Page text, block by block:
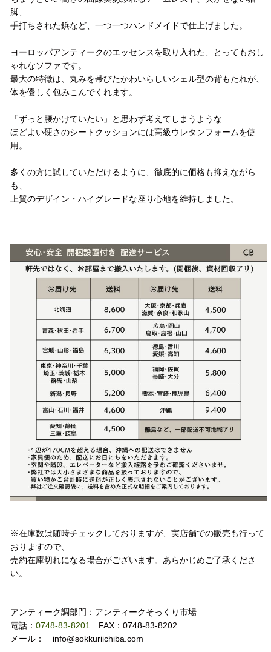
脚、
手打ちされた鋲など、一つ一つハンドメイドで仕上げました。
ヨーロッパアンティークのエッセンスを取り入れた、とってもおし
ゃれなソファです。
最大の特徴は、丸みを帯びたかわいらしいシェル型の背もたれが、
体を優しく包みこんでくれます。
「ずっと腰かけていたい」と思わず考えてしまうような
ほどよい硬さのシートクッションには高級ウレタンフォームを使
用。
多くの方に試していただけるように、徹底的に価格も抑えながら
も、
上質のデザイン・ハイグレードな座り心地を維持しました。
※在庫数は随時チェックしておりますが、実店舗での販売も行って
おりますので、
売約在庫切れになる場合がございます。あらかじめご了承くださ
い。
アンティーク調部門：アンティークそっくり市場
電話： 0748-83-8201
FAX：0748-83-8202
メール： info@sokkuriichiba.com